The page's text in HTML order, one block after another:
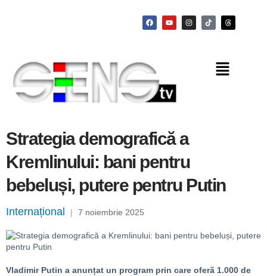
Strategia demografică a
Kremlinului: bani pentru
bebeluși, putere pentru Putin
Internațional | 7 noiembrie 2025
Vladimir Putin a anunțat un program prin care oferă 1.000 de